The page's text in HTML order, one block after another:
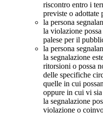
riscontro entro i
previste o adottate
la persona
la violazione
palese per il
la persona
la segnalazione
ritorsioni o possa
delle specifiche
quelle in cui
oppure in cui vi
la segnalazione
violazione o